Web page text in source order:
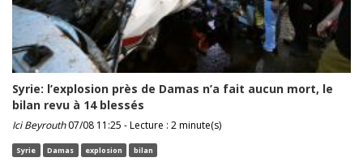
Syrie: l’explosion près de Damas n’a fait aucun mort, le
bilan revu à 14 blessés
Ici Beyrouth07/08 11:25 - Lecture : 2 minute(s)
Syrie Damas explosion bilan